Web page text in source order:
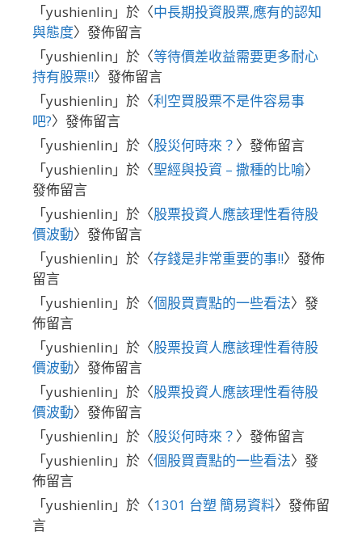
「yushienlin 」於〈中長期投資股票,應有的認知
與態度〉發佈留言
「yushienlin 」於〈等待價差收益需要更多耐心
持有股票!!〉發佈留言
「yushienlin 」於〈利空買股票不是件容易事
吧?〉發佈留言
「yushienlin 」於〈股災何時來？ 〉發佈留言
「yushienlin 」於〈聖經與投資 – 撒種的比喻〉
發佈留言
「yushienlin 」於〈股票投資人應該理性看待股
價波動〉發佈留言
「yushienlin 」於〈存錢是非常重要的事!!〉發佈
留言
「yushienlin 」於〈個股買賣點的一些看法〉發
佈留言
「yushienlin 」於〈股票投資人應該理性看待股
價波動〉發佈留言
「yushienlin 」於〈股票投資人應該理性看待股
價波動〉發佈留言
「yushienlin 」於〈股災何時來？ 〉發佈留言
「yushienlin 」於〈個股買賣點的一些看法〉發
佈留言
「yushienlin 」於〈1301 台塑 簡易資料〉發佈留
言